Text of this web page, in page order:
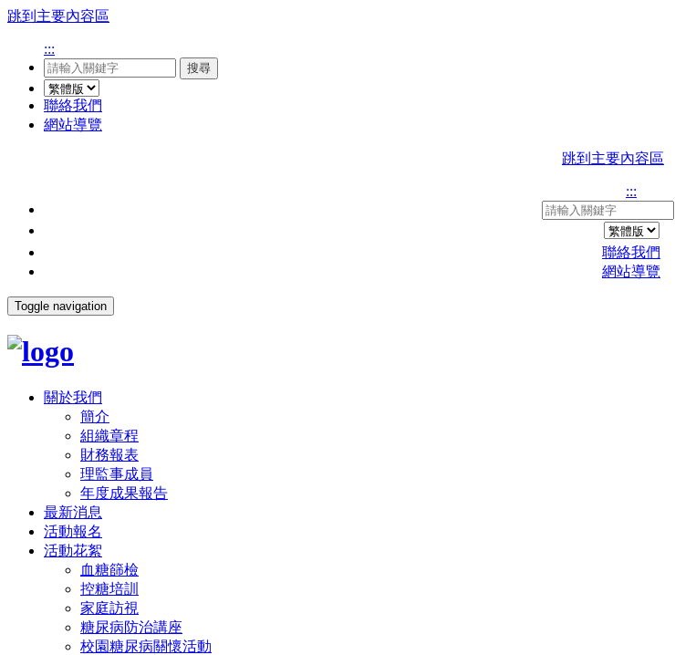
跳到主要內容區
:::
搜尋
聯絡我們
網站導覽
跳到主要內容區
:::
聯絡我們
網站導覽
Toggle navigation
關於我們
簡介
組織章程
財務報表
理監事成員
年度成果報告
最新消息
活動報名
活動花絮
血糖篩檢
控糖培訓
家庭訪視
糖尿病防治講座
校園糖尿病關懷活動